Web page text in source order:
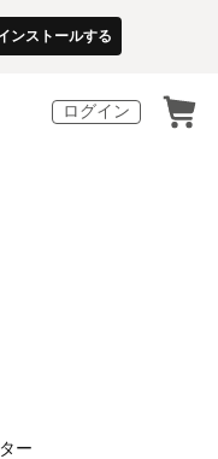
ンストールする
ログイン
ー